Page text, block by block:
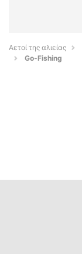
Αετοί της αλιείας
Go-Fishing